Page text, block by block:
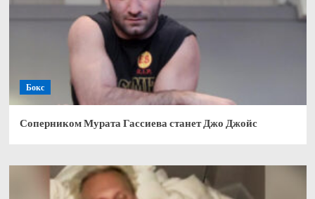
Бокс
Соперником Мурата Гассиева станет Джо Джойс